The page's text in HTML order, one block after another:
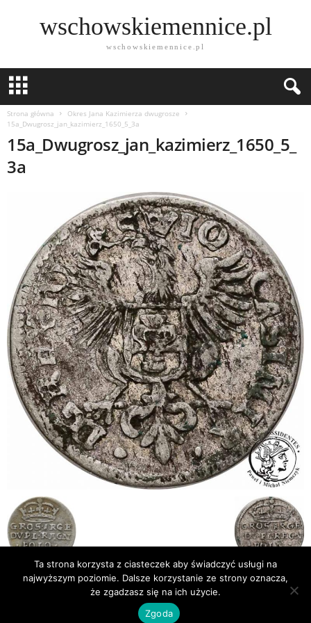
wschowskiemennice.pl
wschowskiemennice.pl
Strona główna
Okres Jana Kazimierza dwugrosze
15a_Dwugrosz_jan_kazimierz_1650_5_3a
15a_Dwugrosz_jan_kazimierz_1650_5_
3a
Publikacje
Bibliografia
© Newsmag WordPress Theme by TagDiv
Ta strona korzysta z ciasteczek aby świadczyć usługi na
najwyższym poziomie. Dalsze korzystanie ze strony oznacza,
że zgadzasz się na ich użycie.
Zgoda